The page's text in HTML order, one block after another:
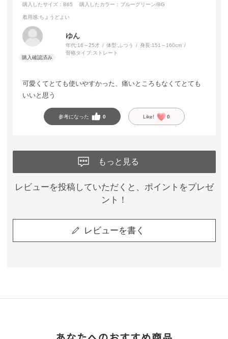
購入したサイズ：B65 購入したカラー：ブルーグリーン/BG
着用感:ちょうどよい
ゆん
年代:16～25才 体型:ふつう 身長:151～160cm
骨格タイプ:ストレート
可愛くてとても使いやすかった、痛いところもなくてとても
いいと思う
参考になった 0 Like! 0
もっと見る
レビューを投稿していただくと、ポイントをプレゼ
ント！
レビューを書く